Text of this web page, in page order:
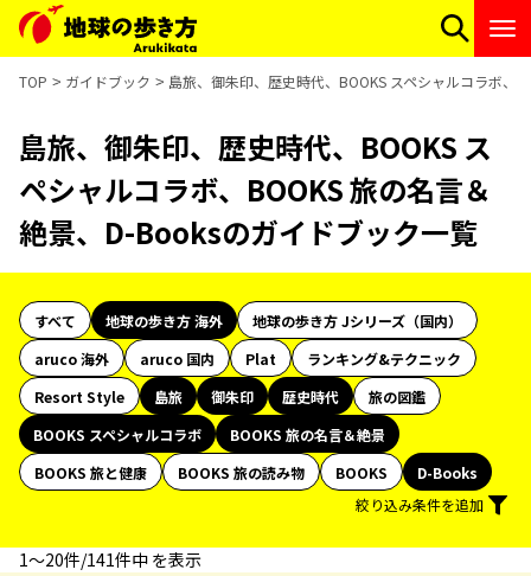
TOP ガイドブック 島旅、御朱印、歴史時代、BOOKS スペシャルコラボ、
島旅、御朱印、歴史時代、BOOKS ス
ペシャルコラボ、BOOKS 旅の名言＆
絶景、D-Booksのガイドブック一覧
すべて 地球の歩き方 海外
地球の歩き方 Jシリーズ（国内）
aruco 海外
aruco 国内 Plat
ランキング&テクニック
Resort Style
島旅 御朱印 歴史時代
旅の図鑑
BOOKS スペシャルコラボ
BOOKS 旅の名言＆絶景
BOOKS 旅と健康
BOOKS 旅の読み物 BOOKS
D-Books
絞り込み条件を追加
1〜20件/141件中 を表示